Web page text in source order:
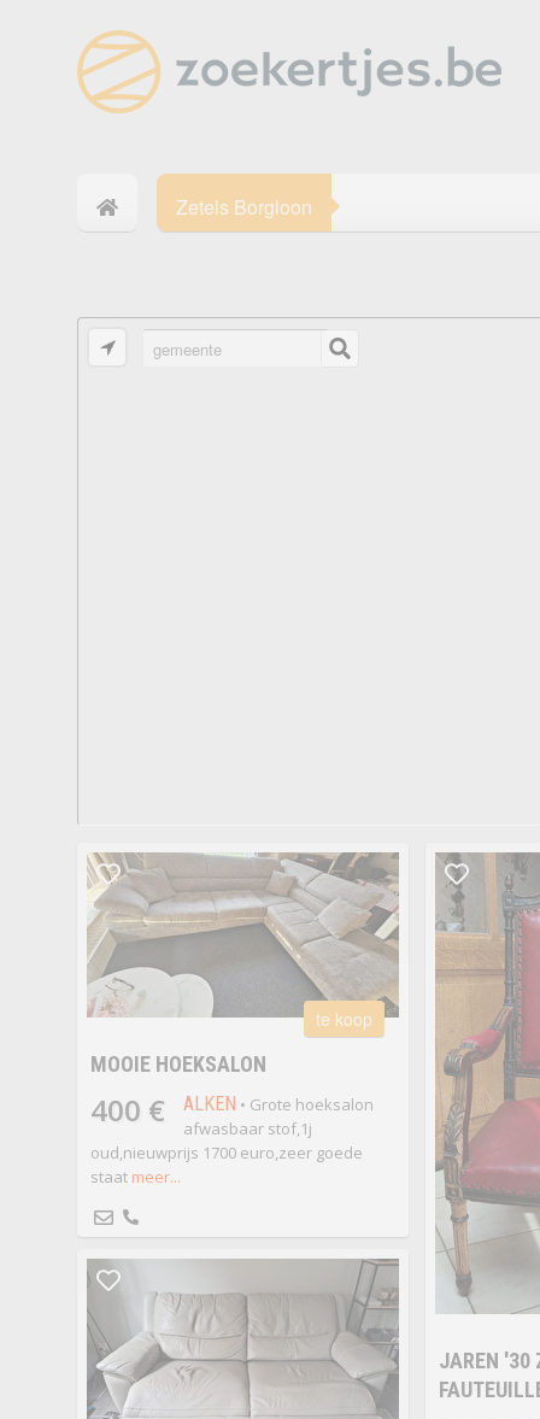
Zetels Borgloon
te koop
MOOIE HOEKSALON
400 € ALKEN • Grote hoeksalon
afwasbaar stof,1j
oud,nieuwprijs 1700 euro,zeer goede
staat meer...
JAREN '30